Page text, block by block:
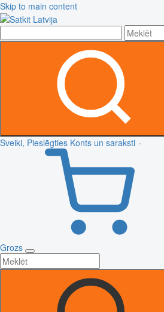
Skip to main content
Sveiki, Pieslēgties Konts un saraksti
Grozs